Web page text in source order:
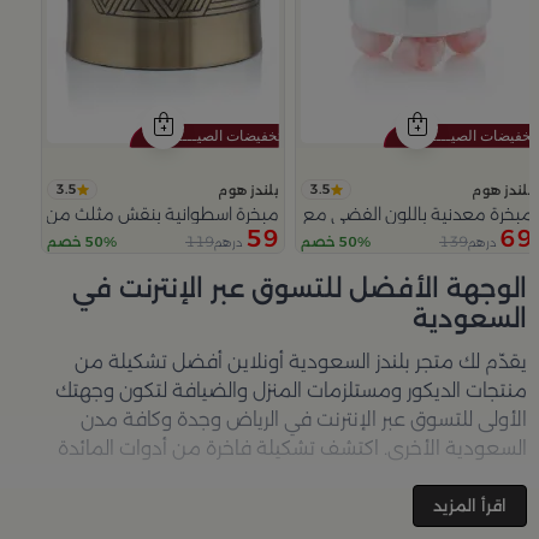
بلندز هوم 3.5
مبخرة معدنية باللون الفضي مع قواعد دائرية من ملاذ
69 درهم139 50% خصم
بلندز هوم 3.5
مبخرة اسطوانية بنقش مثلث من
59 درهم119 50% خصم
الوجهة الأفضل للتسوق عبر الإنترنت في
السعودية
يقدّم لك متجر بلندز السعودية أونلاين أفضل تشكيلة من
منتجات الديكور ومستلزمات المنزل والضيافة لتكون وجهتك
الأولى للتسوق عبر الإنترنت في الرياض وجدة وكافة مدن
السعودية الأخرى. اكتشف تشكيلة فاخرة من أدوات المائدة
جمالية على كل زاوية في منزلك – كل ذلك وأكثر في مكان واحد.
اقرأ المزيد